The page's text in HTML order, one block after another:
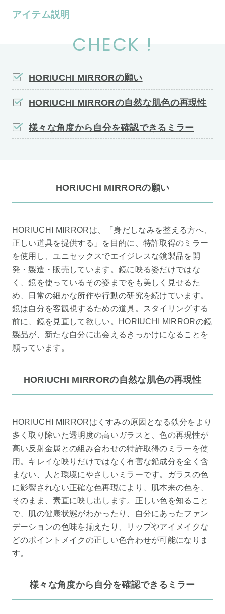
アイテム説明
CHECK !
HORIUCHI MIRRORの願い
HORIUCHI MIRRORの自然な肌色の再現性
様々な角度から自分を確認できるミラー
HORIUCHI MIRRORの願い
HORIUCHI MIRRORは、「身だしなみを整える方へ、
正しい道具を提供する」を目的に、特許取得のミラー
を使用し、ユニセックスでエイジレスな鏡製品を開
発・製造・販売しています。鏡に映る姿だけではな
く、鏡を使っているその姿までをも美しく見せるた
め、日常の細かな所作や行動の研究を続けています。
鏡は自分を客観視するための道具。スタイリングする
前に、鏡を見直して欲しい。HORIUCHI MIRRORの鏡
製品が、新たな自分に出会えるきっかけになることを
願っています。
HORIUCHI MIRRORの自然な肌色の再現性
HORIUCHI MIRRORはくすみの原因となる鉄分をより
多く取り除いた透明度の高いガラスと、色の再現性が
高い反射金属との組み合わせの特許取得のミラーを使
用。キレイな映りだけではなく有害な鉛成分を全く含
まない、人と環境にやさしいミラーです。ガラスの色
に影響されない正確な色再現により、肌本来の色を、
そのまま、素直に映し出します。正しい色を知ること
で、肌の健康状態がわかったり、自分にあったファン
デーションの色味を揃えたり、リップやアイメイクな
どのポイントメイクの正しい色合わせが可能になりま
す。
様々な角度から自分を確認できるミラー